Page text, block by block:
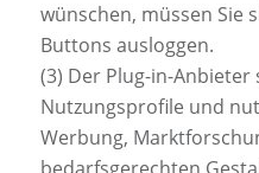
wünschen, müssen Sie
Buttons ausloggen.
(3) Der Plug-in-
Nutzungsprofile und
Werbung,